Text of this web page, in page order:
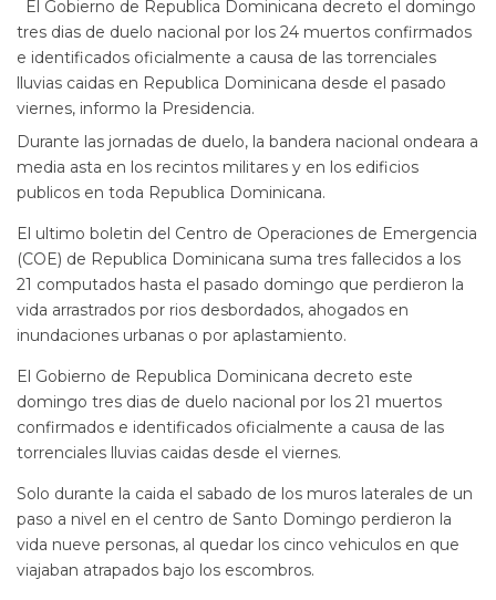
El Gobierno de Republica Dominicana decreto el domingo
tres dias de duelo nacional por los 24 muertos confirmados
e identificados oficialmente a causa de las torrenciales
lluvias caidas en Republica Dominicana desde el pasado
viernes, informo la Presidencia.
Durante las jornadas de duelo, la bandera nacional ondeara a
media asta en los recintos militares y en los edificios
publicos en toda Republica Dominicana.
El ultimo boletin del Centro de Operaciones de Emergencia
(COE) de Republica Dominicana suma tres fallecidos a los
21 computados hasta el pasado domingo que perdieron la
vida arrastrados por rios desbordados, ahogados en
inundaciones urbanas o por aplastamiento.
El Gobierno de Republica Dominicana decreto este
domingo tres dias de duelo nacional por los 21 muertos
confirmados e identificados oficialmente a causa de las
torrenciales lluvias caidas desde el viernes.
Solo durante la caida el sabado de los muros laterales de un
paso a nivel en el centro de Santo Domingo perdieron la
vida nueve personas, al quedar los cinco vehiculos en que
viajaban atrapados bajo los escombros.